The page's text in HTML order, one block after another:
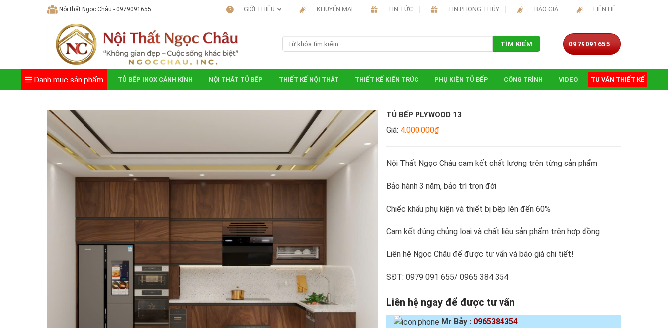
Nội thất Ngọc Châu - 0979091655 GIỚI THIỆU KHUYẾN MẠI TIN TỨC TIN PHONG THỦY BÁO GIÁ LIÊN HỆ
TÌM KIẾM 0979091655
Danh mục sản phẩm TỦ BẾP INOX CÁNH KÍNH NỘI THẤT TỦ BẾP THIẾT KẾ NỘI THẤT THIẾT KẾ KIẾN TRÚC PHỤ KIỆN TỦ BẾP CÔNG TRÌNH VIDEO TƯ VẤN THIẾT KẾ
TỦ BẾP PLYWOOD 13
Giá: 4.000.000₫
Nội Thất Ngọc Châu cam kết chất lượng trên từng sản phẩm
Bảo hành 3 năm, bảo trì trọn đời
Chiếc khấu phụ kiện và thiết bị bếp lên đến 60%
Cam kết đúng chủng loại và chất liệu sản phẩm trên hợp đồng
Liên hệ Ngọc Châu để được tư vấn và báo giá chi tiết!
SĐT: 0979 091 655/ 0965 384 354
Liên hệ ngay để được tư vấn
Mr Bảy : 0965384354